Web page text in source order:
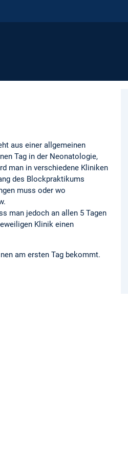
aus einer allgemeinen
Tag in der Neonatologie,
man in verschiedene Kliniken
des Blockpraktikums
muss oder wo
man jedoch an allen 5 Tagen
Klinik einen
am ersten Tag bekommt.